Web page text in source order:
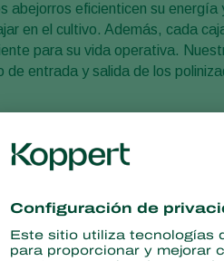
abejorros eficienticen su energía
en el cultivo. Además, cada
para su vida operativa.
de entrada y salida de los
es
señales son colocadas
a mejores resultados de